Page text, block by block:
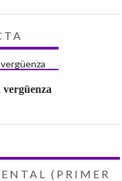
(PRIMER